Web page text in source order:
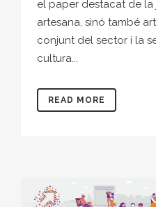
el paper destacat de la
artesana, sinó també
conjunt del sector i la
cultura...
READ MORE